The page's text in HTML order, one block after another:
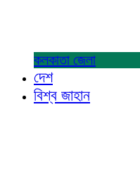
কলকাতা জেলা
দেশ
বিশ্ব জাহান